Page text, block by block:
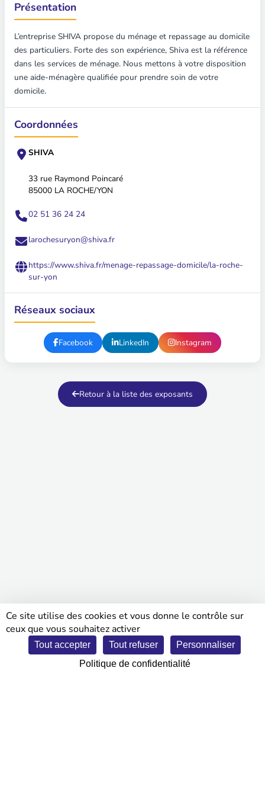
Présentation
L’entreprise SHIVA propose du ménage et repassage au domicile
des particuliers. Forte des son expérience, Shiva est la référence
dans les services de ménage. Nous mettons à votre disposition
une aide-ménagère qualifiée pour prendre soin de votre
domicile.
Coordonnées
SHIVA
33 rue Raymond Poincaré
85000 LA ROCHE/YON
02 51 36 24 24
larochesuryon@shiva.fr
https://www.shiva.fr/menage-repassage-domicile/la-roche-
sur-yon
Réseaux sociaux
Facebook LinkedIn Instagram
Retour à la liste des exposants
LA ROCHE-SUR-YON
Parc expo Les Oudairies
7 et 8 février 2026
Ce site utilise des cookies et vous donne le contrôle sur
ceux que vous souhaitez activer
Tout accepter Tout refuser
Personnaliser
Politique de confidentialité